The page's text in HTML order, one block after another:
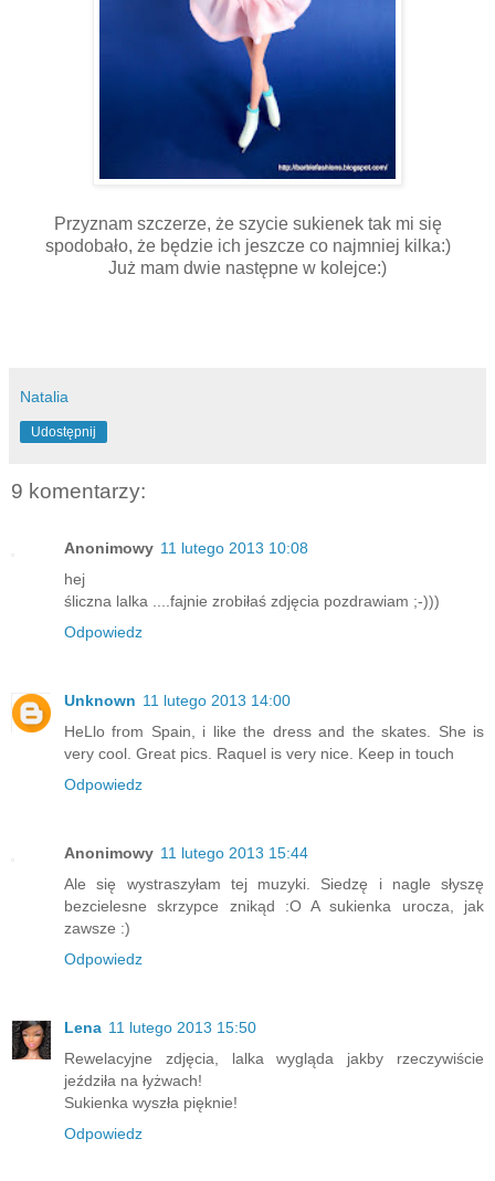
Przyznam szczerze, że szycie sukienek tak mi się
spodobało, że będzie ich jeszcze co najmniej kilka:)
Już mam dwie następne w kolejce:)
Natalia
Udostępnij
9 komentarzy:
Anonimowy 11 lutego 2013 10:08
hej
śliczna lalka ....fajnie zrobiłaś zdjęcia pozdrawiam ;-)))
Odpowiedz
Unknown 11 lutego 2013 14:00
HeLlo from Spain, i like the dress and the skates. She is
very cool. Great pics. Raquel is very nice. Keep in touch
Odpowiedz
Anonimowy 11 lutego 2013 15:44
Ale się wystraszyłam tej muzyki. Siedzę i nagle słyszę
bezcielesne skrzypce znikąd :O A sukienka urocza, jak
zawsze :)
Odpowiedz
Lena 11 lutego 2013 15:50
Rewelacyjne zdjęcia, lalka wygląda jakby rzeczywiście
jeździła na łyżwach!
Sukienka wyszła pięknie!
Odpowiedz